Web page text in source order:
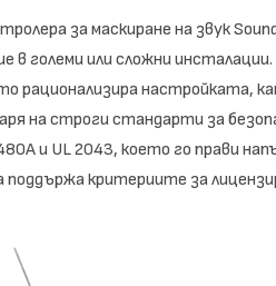
за маскиране на звук
в големи или сложни
рационализира настройката,
на строги стандарти за
и UL 2043, което го прави
критериите за